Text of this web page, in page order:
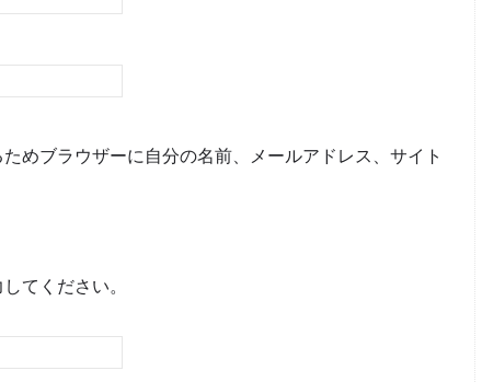
めブラウザーに自分の名前、メールアドレス、サイト
てください。